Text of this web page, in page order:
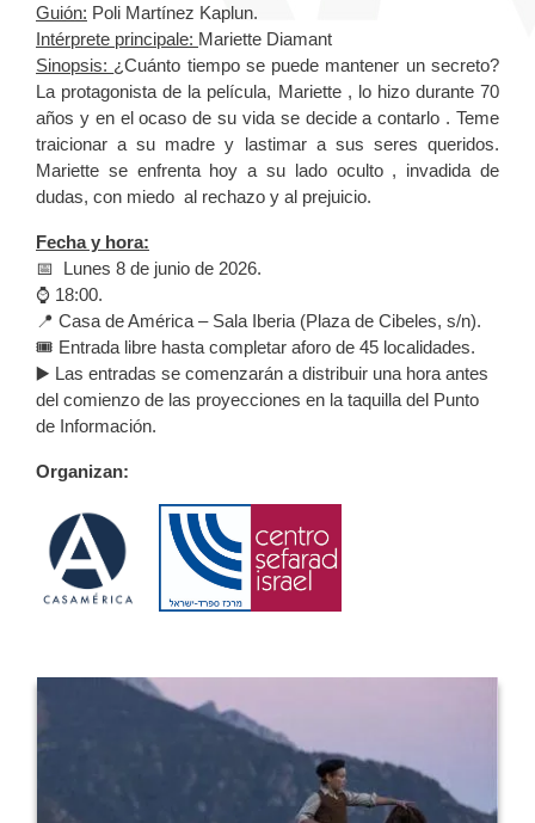
Guión: Poli Martínez Kaplun.
Intérprete principale: Mariette Diamant
Sinopsis: ¿Cuánto tiempo se puede mantener un secreto?
La protagonista de la película, Mariette , lo hizo durante 70
años y en el ocaso de su vida se decide a contarlo . Teme
traicionar a su madre y lastimar a sus seres queridos.
Mariette se enfrenta hoy a su lado oculto , invadida de
dudas, con miedo al rechazo y al prejuicio.
Fecha y hora:
📅 Lunes 8 de junio de 2026.
⌚️ 18:00.
📍 Casa de América – Sala Iberia (Plaza de Cibeles, s/n).
🎟️ Entrada libre hasta completar aforo de 45 localidades.
▶️ Las entradas se comenzarán a distribuir una hora antes
del comienzo de las proyecciones en la taquilla del Punto
de Información.
Organizan: